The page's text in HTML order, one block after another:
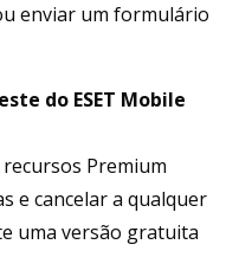
enviar um formulário
do ESET Mobile
Premium
e cancelar a qualquer
uma versão gratuita